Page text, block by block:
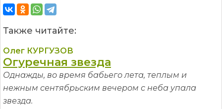
Также читайте:
Олег КУРГУЗОВ
Огуречная звезда
Однажды, во время бабьего лета, теплым и
нежным сентябрьским вечером с неба упала
звезда.